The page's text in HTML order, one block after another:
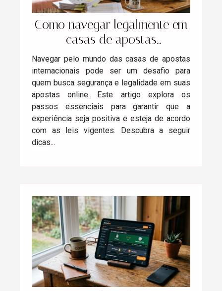
Como navegar legalmente em
casas de apostas
internacionais?
Navegar pelo mundo das casas de apostas
internacionais pode ser um desafio para
quem busca segurança e legalidade em suas
apostas online. Este artigo explora os
passos essenciais para garantir que a
experiência seja positiva e esteja de acordo
com as leis vigentes. Descubra a seguir
dicas...